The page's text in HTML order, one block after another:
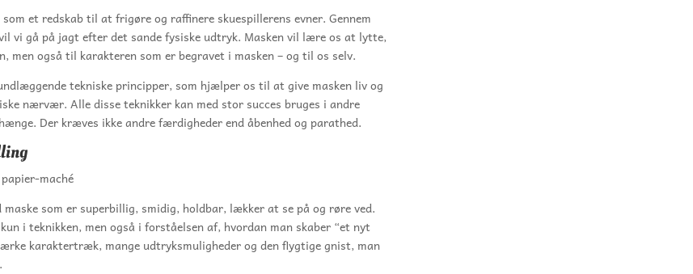
et redskab til at frigøre og raffinere skuespillerens evner. Gennem
vi gå på jagt efter det sande fysiske udtryk. Masken vil lære os at lytte,
men også til karakteren som er begravet i masken – og til os selv.
tekniske principper, som hjælper os til at give masken liv og
nærvær. Alle disse teknikker kan med stor succes bruges i andre
Der kræves ikke andre færdigheder end åbenhed og parathed.
maché
maske som er superbillig, smidig, holdbar, lækker at se på og røre ved.
i teknikken, men også i forståelsen af, hvordan man skaber “et nyt
karaktertræk, mange udtryksmuligheder og den flygtige gnist, man